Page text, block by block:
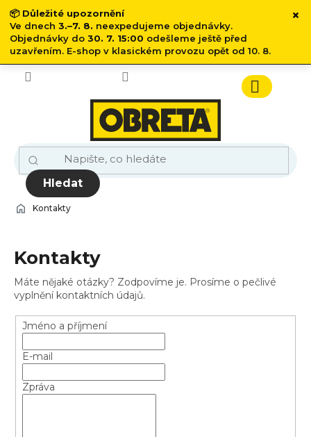
📦 Důležité upozornění
Ve dnech 3.–7. 8. neexpedujeme objednávky.
Objednávky do 30. 7. 15:00 odešleme ještě před
uzavřením. E-shop v klasickém provozu opět od 10. 8.
×
Přejít
obsah
Hledat
Nákupní
košík
Kontakty
Kontakty
Máte nějaké otázky? Zodpovíme je. Prosíme o pečlivé
vyplnění kontaktních údajů.
Jméno a příjmení
E-mail
Zpráva